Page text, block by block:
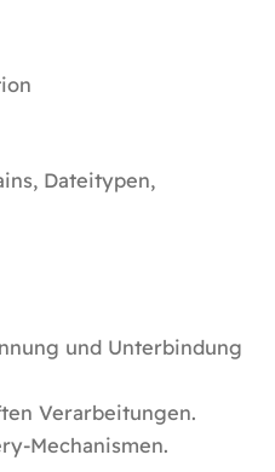
Dateitypen,
und Unterbindung
Verarbeitungen.
Mechanismen.